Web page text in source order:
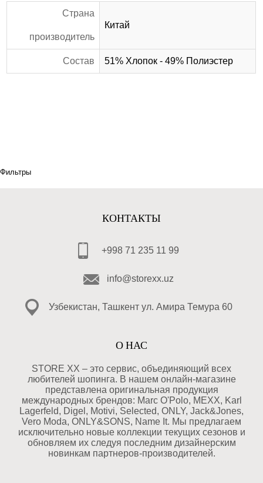
Страна
производитель
Китай
Состав 51% Хлопок - 49% Полиэстер
Фильтры
КОНТАКТЫ
+998 71 235 11 99
info@storexx.uz
Узбекистан, Ташкент ул. Амира Темура 60
О НАС
STORE XX – это сервис, объединяющий всех
любителей шопинга. В нашем онлайн-магазине
представлена оригинальная продукция
международных брендов: Marc O'Polo, MEXX, Karl
Lagerfeld, Digel, Motivi, Selected, ONLY, Jack&Jones,
Vero Moda, ONLY&SONS, Name It. Мы предлагаем
исключительно новые коллекции текущих сезонов и
обновляем их следуя последним дизайнерским
новинкам партнеров-производителей.